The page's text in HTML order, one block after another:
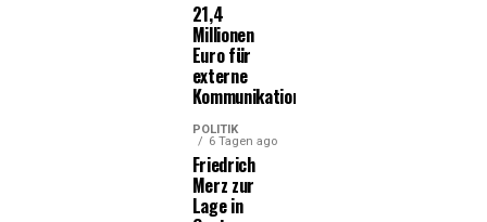
21,4
Millionen
Euro für
externe
Kommunikationsleistungen
POLITIK
6 Tagen ago
Friedrich
Merz zur
Lage in